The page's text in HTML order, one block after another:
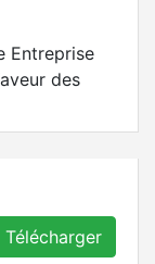
Entreprise
des
Télécharger